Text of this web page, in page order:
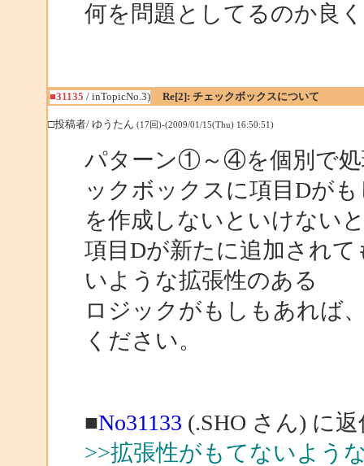
何を問題としてるのか良
■31135 / inTopicNo.3) Re[2]: チェックボックスについて
□投稿者/ ゆうたん (17回)-(2009/01/15(Thu) 16:50:51)
パターン①～④を個別で処
ックボックスに項目Dが
を作成しないといけない
項目Dが新たに追加され
いような拡張性のある
ロジックがもしもあれば
ください。
■No31133 (.SHO さん) に返
>>拡張性がもてないよう